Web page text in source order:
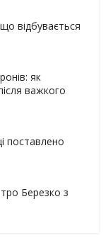
відбувається
як
важкого
поставлено
Березко з